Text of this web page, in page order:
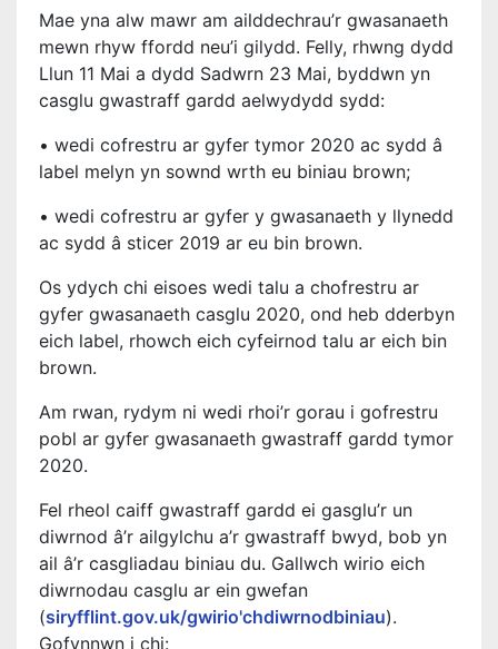
Mae yna alw mawr am ailddechrau’r gwasanaeth
mewn rhyw ffordd neu’i gilydd. Felly, rhwng dydd
Llun 11 Mai a dydd Sadwrn 23 Mai, byddwn yn
casglu gwastraff gardd aelwydydd sydd:
• wedi cofrestru ar gyfer tymor 2020 ac sydd â
label melyn yn sownd wrth eu biniau brown;
• wedi cofrestru ar gyfer y gwasanaeth y llynedd
ac sydd â sticer 2019 ar eu bin brown.
Os ydych chi eisoes wedi talu a chofrestru ar
gyfer gwasanaeth casglu 2020, ond heb dderbyn
eich label, rhowch eich cyfeirnod talu ar eich bin
brown.
Am rwan, rydym ni wedi rhoi’r gorau i gofrestru
pobl ar gyfer gwasanaeth gwastraff gardd tymor
2020.
Fel rheol caiff gwastraff gardd ei gasglu’r un
diwrnod â’r ailgylchu a’r gwastraff bwyd, bob yn
ail â’r casgliadau biniau du. Gallwch wirio eich
diwrnodau casglu ar ein gwefan
(siryfflint.gov.uk/gwirio'chdiwrnodbiniau).
Gofynnwn i chi: